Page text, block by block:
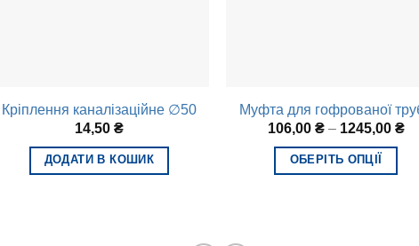
Кріплення каналізаційне ∅50
14,50 ₴
ДОДАТИ В КОШИК
Муфта для гофрованої
106,00 ₴– 1245,00 ₴
ОБЕРІТЬ ОПЦІЇ